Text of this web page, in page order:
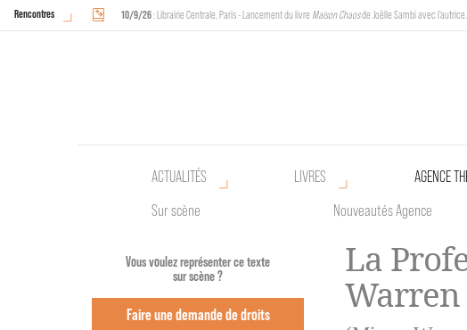
Rencontres 10/9/26: Librairie Centrale, Paris - Lancement du livre Maison Chaosde Joëlle Sambi avec l'autrice.
: Halles de Schaerbeek, Bruxelles - L'Arche sera présente au Poetik Bazar
ACTUALITÉS LIVRES
AGENCE
Sur scène
Nouveautés Agence
Vous voulez représenter ce texte
sur scène ?
Faire une demande de droits
La
Warren